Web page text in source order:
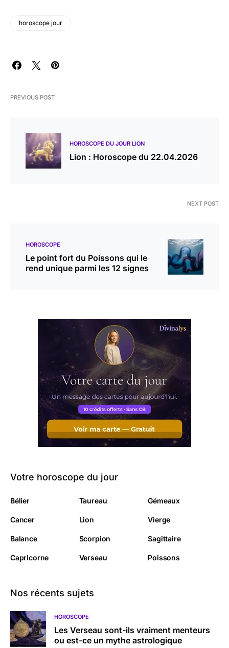
horoscope jour
PREVIOUS POST
HOROSCOPE DU JOUR LION
Lion : Horoscope du 22.04.2026
NEXT POST
HOROSCOPE
Le point fort du Poissons qui le
rend unique parmi les 12 signes
Votre horoscope du jour
Bélier Taureau Gémeaux
Cancer Lion Vierge
Balance Scorpion Sagittaire
Capricorne Verseau Poissons
Nos récents sujets
HOROSCOPE
Les Verseau sont-ils vraiment menteurs
ou est-ce un mythe astrologique